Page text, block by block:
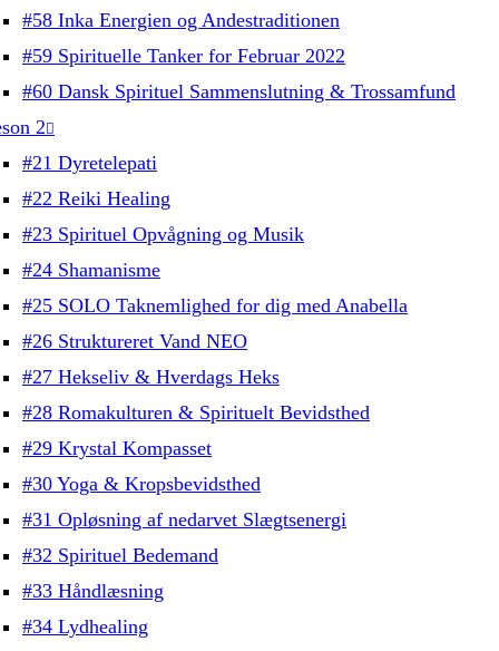
#58 Inka Energien og Andestraditionen
#59 Spirituelle Tanker for Februar 2022
#60 Dansk Spirituel Sammenslutning & Trossamfund
2
#21 Dyretelepati
#22 Reiki Healing
#23 Spirituel Opvågning og Musik
#24 Shamanisme
#25 SOLO Taknemlighed for dig med Anabella
#26 Struktureret Vand NEO
#27 Hekseliv & Hverdags Heks
#28 Romakulturen & Spirituelt Bevidsthed
#29 Krystal Kompasset
#30 Yoga & Kropsbevidsthed
#31 Opløsning af nedarvet Slægtsenergi
#32 Spirituel Bedemand
#33 Håndlæsning
#34 Lydhealing